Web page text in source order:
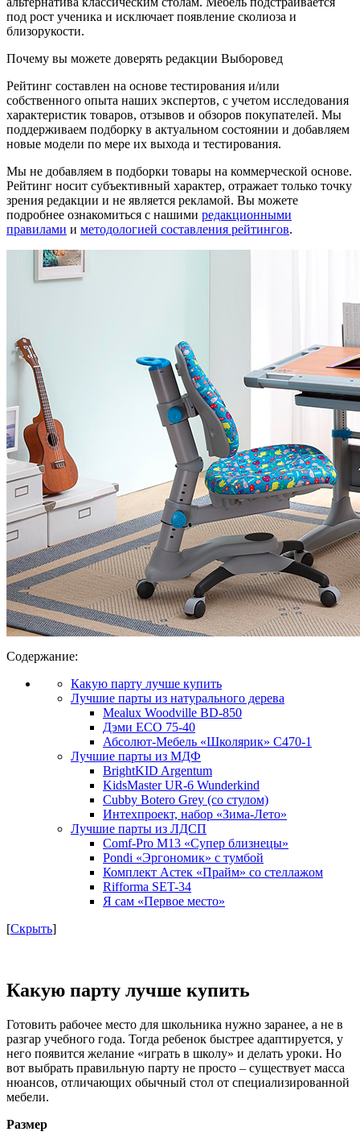
под рост ученика и исключает появление сколиоза и
близорукости.
Почему вы можете доверять редакции Выборовед
Рейтинг составлен на основе тестирования и/или
собственного опыта наших экспертов, с учетом исследования
характеристик товаров, отзывов и обзоров покупателей. Мы
поддерживаем подборку в актуальном состоянии и добавляем
новые модели по мере их выхода и тестирования.
Мы не добавляем в подборки товары на коммерческой основе.
Рейтинг носит субъективный характер, отражает только точку
зрения редакции и не является рекламой. Вы можете
подробнее ознакомиться с нашими редакционными
правилами и методологией составления рейтингов.
Содержание:
Какую парту лучше купить
Лучшие парты из натурального дерева
Mealux Woodville BD-850
Дэми ECO 75-40
Абсолют-Мебель «Школярик» С470-1
Лучшие парты из МДФ
BrightKID Argentum
KidsMaster UR-6 Wunderkind
Cubby Botero Grey (со стулом)
Интехпроект, набор «Зима-Лето»
Лучшие парты из ЛДСП
Comf-Pro M13 «Супер близнецы»
Pondi «Эргономик» с тумбой
Комплект Астек «Прайм» со стеллажом
Rifforma SET-34
Я сам «Первое место»
[Скрыть]
Какую парту лучше купить
Готовить рабочее место для школьника нужно заранее, а не в
разгар учебного года. Тогда ребенок быстрее адаптируется, у
него появится желание «играть в школу» и делать уроки. Но
вот выбрать правильную парту не просто – существует масса
нюансов, отличающих обычный стол от специализированной
мебели.
Размер